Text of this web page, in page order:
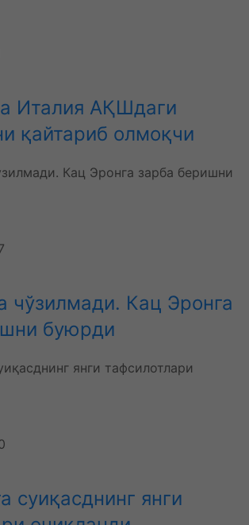
Италия АҚШдаги
қайтариб олмоқчи
чўзилмади. Кац Эронга
буюрди
суиқасднинг янги